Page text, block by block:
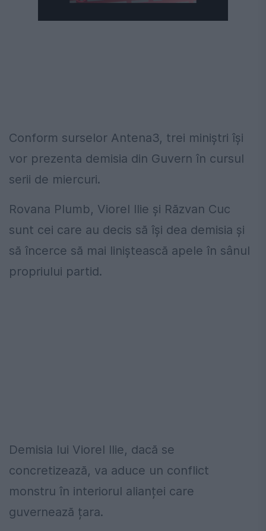
Conform surselor Antena3, trei miniștri își
vor prezenta demisia din Guvern în cursul
serii de miercuri.
Rovana Plumb, Viorel Ilie și Răzvan Cuc
sunt cei care au decis să își dea demisia și
să încerce să mai liniștească apele în sânul
propriului partid.
Demisia lui Viorel Ilie, dacă se
concretizează, va aduce un conflict
monstru în interiorul alianței care
guvernează țara.